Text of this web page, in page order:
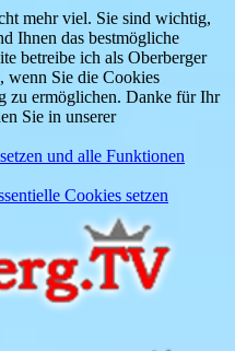
mehr viel. Sie sind wichtig,
Ihnen das bestmögliche
betreibe ich als Oberberger
wenn Sie die Cookies
zu ermöglichen. Danke für Ihr
Sie in unserer
und alle Funktionen
Cookies setzen